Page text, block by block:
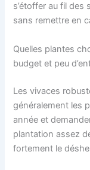
s’étoffer au fil
sans remettre en
Quelles plantes
budget et peu
Les vivaces
généralement les
année et
plantation assez
fortement le